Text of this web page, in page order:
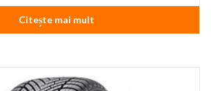
Citește mai mult